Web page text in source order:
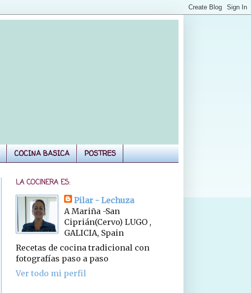
COCINA BASICA POSTRES
LA COCINERA ES:
Pilar - Lechuza
A Mariña -San
Ciprián(Cervo) LUGO ,
GALICIA, Spain
Recetas de cocina tradicional con
fotografías paso a paso
Ver todo mi perfil